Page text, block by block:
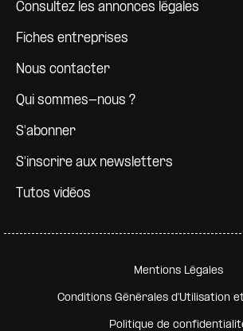
Consultez les annonces légales
Fiches entreprises
Nous contacter
Qui sommes-nous ?
S'abonner
S'inscrire aux newsletters
Tutos vidéos
Pied de page secondaire
Mentions Légales
Conditions Générales d'Utilisation
Politique de